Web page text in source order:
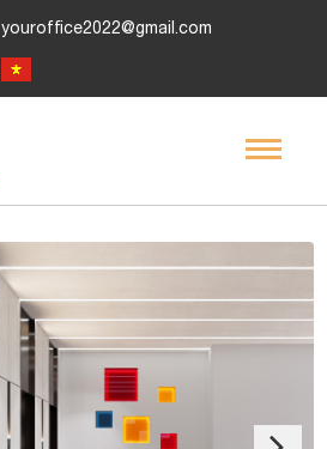
youroffice2022@gmail.com